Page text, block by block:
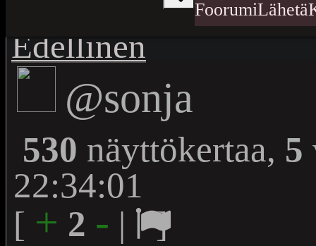
FoorumiLähetä
Edellinen
@sonja
530 näyttökertaa, 5
22:34:01
[ + 2 - | ]